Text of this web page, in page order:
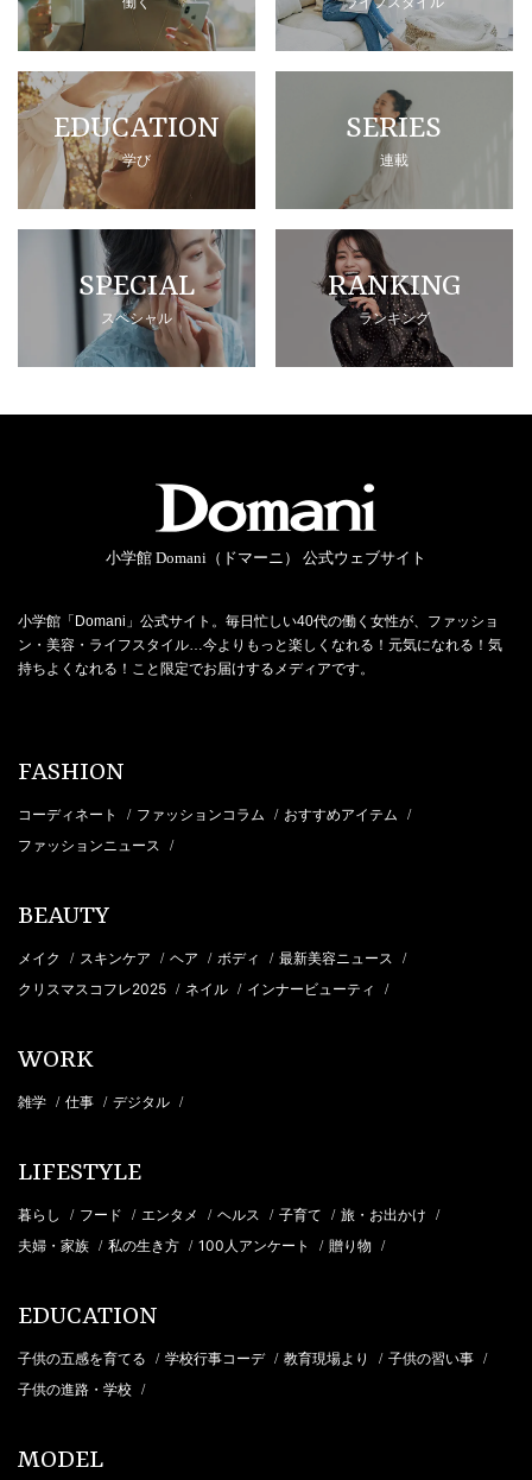
EDUCATION
学び
SERIES
連載
SPECIAL
スペシャル
RANKING
ランキング
小学館 Domani（ドマーニ） 公式ウェブサイト
小学館「Domani」公式サイト。毎日忙しい40代の働く女性が、ファッショ
ン・美容・ライフスタイル…今よりもっと楽しくなれる！元気になれる！気
持ちよくなれる！こと限定でお届けするメディアです。
FASHION
コーディネート / ファッションコラム / おすすめアイテム /
ファッションニュース /
BEAUTY
メイク / スキンケア / ヘア / ボディ / 最新美容ニュース /
クリスマスコフレ2025 / ネイル / インナービューティ /
WORK
雑学 / 仕事 / デジタル /
LIFESTYLE
暮らし / フード / エンタメ / ヘルス / 子育て / 旅・お出かけ /
夫婦・家族 / 私の生き方 / 100人アンケート / 贈り物 /
EDUCATION
子供の五感を育てる / 学校行事コーデ / 教育現場より / 子供の習い事 /
子供の進路・学校 /
MODEL